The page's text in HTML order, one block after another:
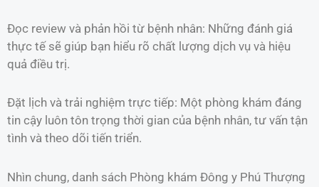
Đọc review và phản hồi từ bệnh nhân: Những đánh giá
thực tế sẽ giúp bạn hiểu rõ chất lượng dịch vụ và hiệu
quả điều trị.
Đặt lịch và trải nghiệm trực tiếp: Một phòng khám đáng
tin cậy luôn tôn trọng thời gian của bệnh nhân, tư vấn tận
tình và theo dõi tiến triển.
Nhìn chung, danh sách Phòng khám Đông y Phú Thượng